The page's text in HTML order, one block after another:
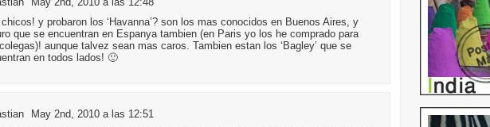
chicos! y probaron los ‘Havanna’? son los mas conocidos en Buenos Aires, y
que se encuentran en Espanya tambien (en Paris yo los he comprado para
aunque talvez sean mas caros. Tambien estan los ‘Bagley’ que se
en todos lados! 🙂
May 2nd, 2010 a las 12:51